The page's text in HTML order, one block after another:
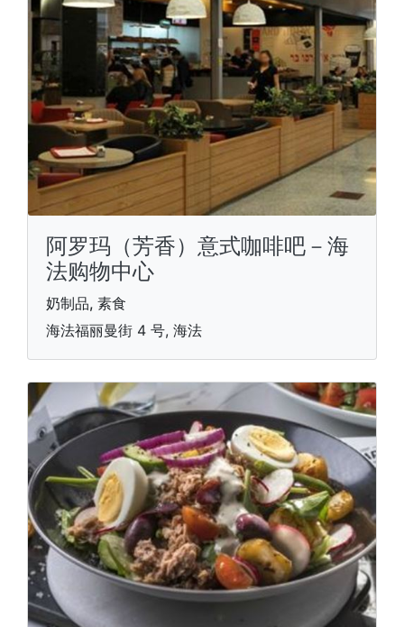
阿罗玛（芳香）意式咖啡吧－海
法购物中心
奶制品, 素食
海法福丽曼街 4 号, 海法